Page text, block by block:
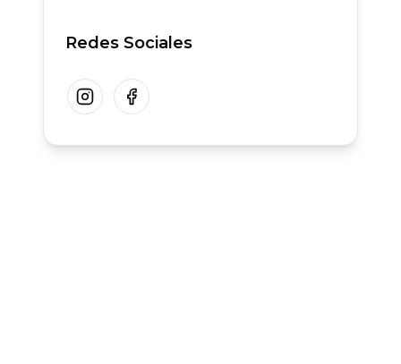
Redes Sociales
InstagramFacebook